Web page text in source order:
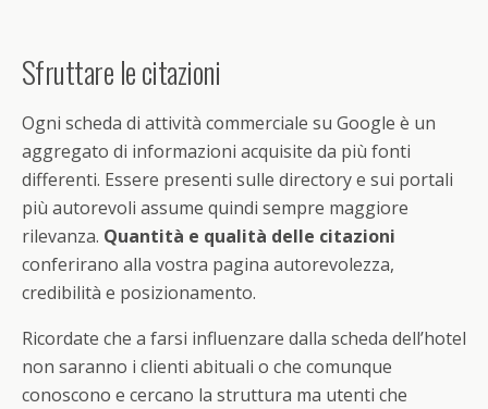
Sfruttare le citazioni
Ogni scheda di attività commerciale su Google è un
aggregato di informazioni acquisite da più fonti
differenti. Essere presenti sulle directory e sui portali
più autorevoli assume quindi sempre maggiore
rilevanza. Quantità e qualità delle citazioni
conferirano alla vostra pagina autorevolezza,
credibilità e posizionamento.
Ricordate che a farsi influenzare dalla scheda dell’hotel
non saranno i clienti abituali o che comunque
conoscono e cercano la struttura ma utenti che